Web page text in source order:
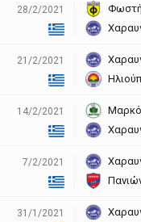
28/2/2021
21/2/2021
14/2/2021
Μαρκό
7/2/2021
31/1/2021